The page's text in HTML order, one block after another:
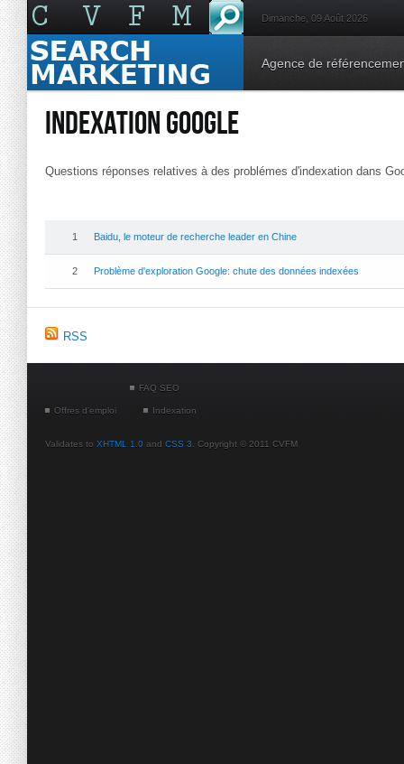
Dimanche, 09 Août 2026
Agence de
INDEXATION GOOGLE
Questions réponses relatives à des problémes d'indexation dans
1 Baidu, le moteur de recherche leader en Chine
2 Problème d'exploration Google: chute des données indexées
RSS
Offres d'emploi
FAQ SEO
Indexation
Validates to XHTML 1.0 and CSS 3 . Copyright © 2011 CVFM